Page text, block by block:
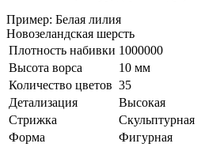
Пример: Белая лилия
Новозеландская шерсть
Плотность набивки 1000000
Высота ворса
10 мм
Количество цветов 35
Детализация
Высокая
Стрижка
Скульптурная
Форма
Фигурная